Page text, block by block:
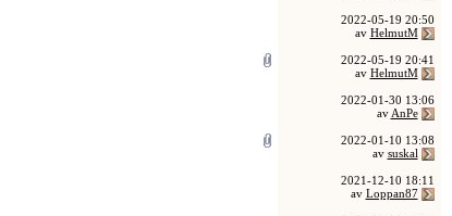
2022-05-19 20:50
av HelmutM
2022-05-19 20:41
av HelmutM
2022-01-30 13:06
av AnPe
2022-01-10 13:08
av suskal
2021-12-10 18:11
av Loppan87